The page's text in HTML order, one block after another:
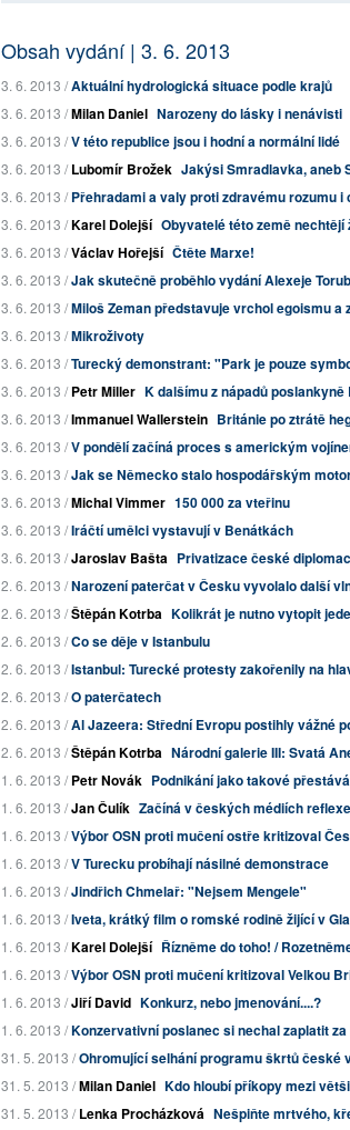
Obsah vydání | 3. 6. 2013
3. 6. 2013 /Aktuální hydrologická situace podle krajů
3. 6. 2013 /Milan Daniel Narozeny do lásky i nenávisti
3. 6. 2013 /V této republice jsou i hodní a normální lidé
3. 6. 2013 /Lubomír Brožek Jakýsi Smradlavka, aneb
3. 6. 2013 /Přehradami a valy proti zdravému rozumu i
3. 6. 2013 /Karel Dolejší Obyvatelé této země
3. 6. 2013 /Václav Hořejší Čtěte Marxe!
3. 6. 2013 /Jak skutečně proběhlo vydání Alexeje
3. 6. 2013 /Miloš Zeman představuje vrchol egoismu a
3. 6. 2013 /Mikroživoty
3. 6. 2013 /Turecký demonstrant: "Park je pouze
3. 6. 2013 /Petr Miller K dalšímu z nápadů poslankyně
3. 6. 2013 /Immanuel Wallerstein Británie po ztrátě
3. 6. 2013 /V pondělí začíná proces s americkým
3. 6. 2013 /Jak se Německo stalo hospodářským
3. 6. 2013 /Michal Vimmer 150 000 za vteřinu
3. 6. 2013 /Iráčtí umělci vystavují v Benátkách
3. 6. 2013 /Jaroslav Bašta Privatizace české
2. 6. 2013 /Narození paterčat v Česku vyvolalo další
2. 6. 2013 /Štěpán Kotrba Kolikrát je nutno vytopit
2. 6. 2013 /Co se děje v Istanbulu
2. 6. 2013 /Istanbul: Turecké protesty zakořenily na
2. 6. 2013 /O paterčatech
2. 6. 2013 /Al Jazeera: Střední Evropu postihly vážné
2. 6. 2013 /Štěpán Kotrba Národní galerie III: Svatá
1. 6. 2013 /Petr Novák Podnikání jako takové
1. 6. 2013 /Jan Čulík Začíná v českých médiích
1. 6. 2013 /Výbor OSN proti mučení ostře kritizoval
1. 6. 2013 /V Turecku probíhají násilné demonstrace
1. 6. 2013 /Jindřich Chmelař: "Nejsem Mengele"
1. 6. 2013 /Iveta, krátký film o romské rodině žijící v
1. 6. 2013 /Karel Dolejší Řízněme do toho! /
1. 6. 2013 /Výbor OSN proti mučení kritizoval Velkou
1. 6. 2013 /Jiří David Konkurz, nebo jmenování....?
1. 6. 2013 /Konzervativní poslanec si nechal zaplatit
31. 5. 2013 /Ohromující selhání programu škrtů české
31. 5. 2013 /Milan Daniel Kdo hloubí příkopy mezi
31. 5. 2013 /Lenka Procházková Nešpiňte mrtvého,